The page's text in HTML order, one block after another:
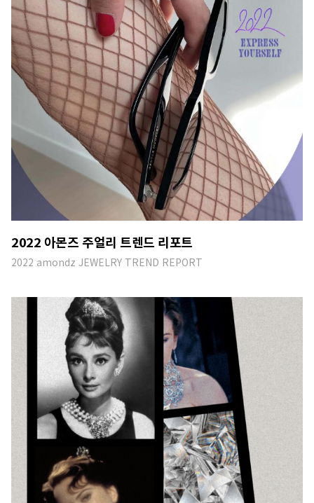
2022 아몬즈 주얼리 트렌드 리포트
2022 amondz JEWELRY TREND REPORT